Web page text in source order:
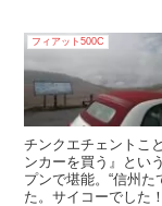
フィアット500C
チンクエチェントこ
ンカーを買う』とい
プンで堪能。“信州
た。サイコーでした